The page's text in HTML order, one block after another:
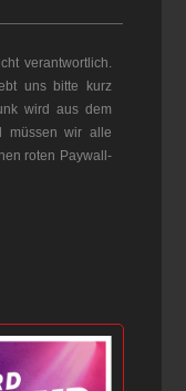
verantwortlich.
uns bitte kurz
wird aus dem
müssen wir alle
roten Paywall-